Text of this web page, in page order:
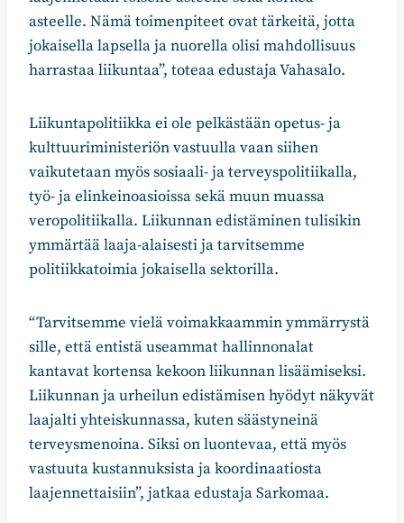
asteelle. Nämä toimenpiteet ovat tärkeitä, jotta
jokaisella lapsella ja nuorella olisi mahdollisuus
harrastaa liikuntaa”, toteaa edustaja Vahasalo.
Liikuntapolitiikka ei ole pelkästään opetus- ja
kulttuuriministeriön vastuulla vaan siihen
vaikutetaan myös sosiaali- ja terveyspolitiikalla,
työ- ja elinkeinoasioissa sekä muun muassa
veropolitiikalla. Liikunnan edistäminen tulisikin
ymmärtää laaja-alaisesti ja tarvitsemme
politiikkatoimia jokaisella sektorilla.
“Tarvitsemme vielä voimakkaammin ymmärrystä
sille, että entistä useammat hallinnonalat
kantavat kortensa kekoon liikunnan lisäämiseksi.
Liikunnan ja urheilun edistämisen hyödyt näkyvät
laajalti yhteiskunnassa, kuten säästyneinä
terveysmenoina. Siksi on luontevaa, että myös
vastuuta kustannuksista ja koordinaatiosta
laajennettaisiin”, jatkaa edustaja Sarkomaa.